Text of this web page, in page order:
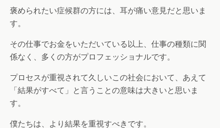
褒められたい症候群の方には、耳が痛い意見だと思いま
す。
その仕事でお金をいただいている以上、仕事の種類に関
係なく、多くの方がプロフェッショナルです。
プロセスが重視されて久しいこの社会において、あえて
「結果がすべて」と言うことの意味は大きいと思いま
す。
僕たちは、より結果を重視すべきです。